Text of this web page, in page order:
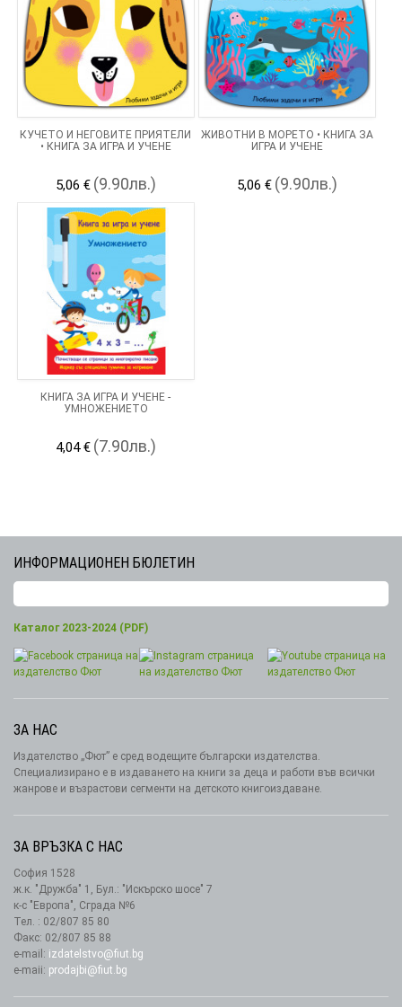
КУЧЕТО И НЕГОВИТЕ ПРИЯТЕЛИ
• КНИГА ЗА ИГРА И УЧЕНЕ
5,06 € (9.90лв.)
ЖИВОТНИ В МОРЕТО • КНИГА ЗА
ИГРА И УЧЕНЕ
5,06 € (9.90лв.)
КНИГА ЗА ИГРА И УЧЕНЕ -
УМНОЖЕНИЕТО
4,04 € (7.90лв.)
ИНФОРМАЦИОНЕН БЮЛЕТИН
Каталог 2023-2024 (PDF)
ЗА НАС
Издателство „Фют” е сред водещите български издателства.
Специализирано е в издаването на книги за деца и работи във всички
жанрове и възрастови сегменти на детското книгоиздаване.
ЗА ВРЪЗКА С НАС
София 1528
ж.к. "Дружба" 1, Бул.: "Искърско шосе" 7
к-с "Европа", Сграда №6
Тел. : 02/807 85 80
Факс: 02/807 85 88
e-mail: izdatelstvo@fiut.bg
e-maii: prodajbi@fiut.bg